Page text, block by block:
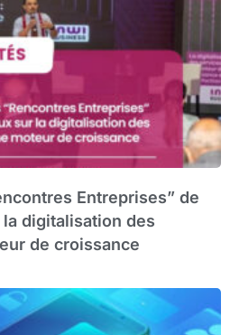
Entreprises” de
digitalisation des
de croissance